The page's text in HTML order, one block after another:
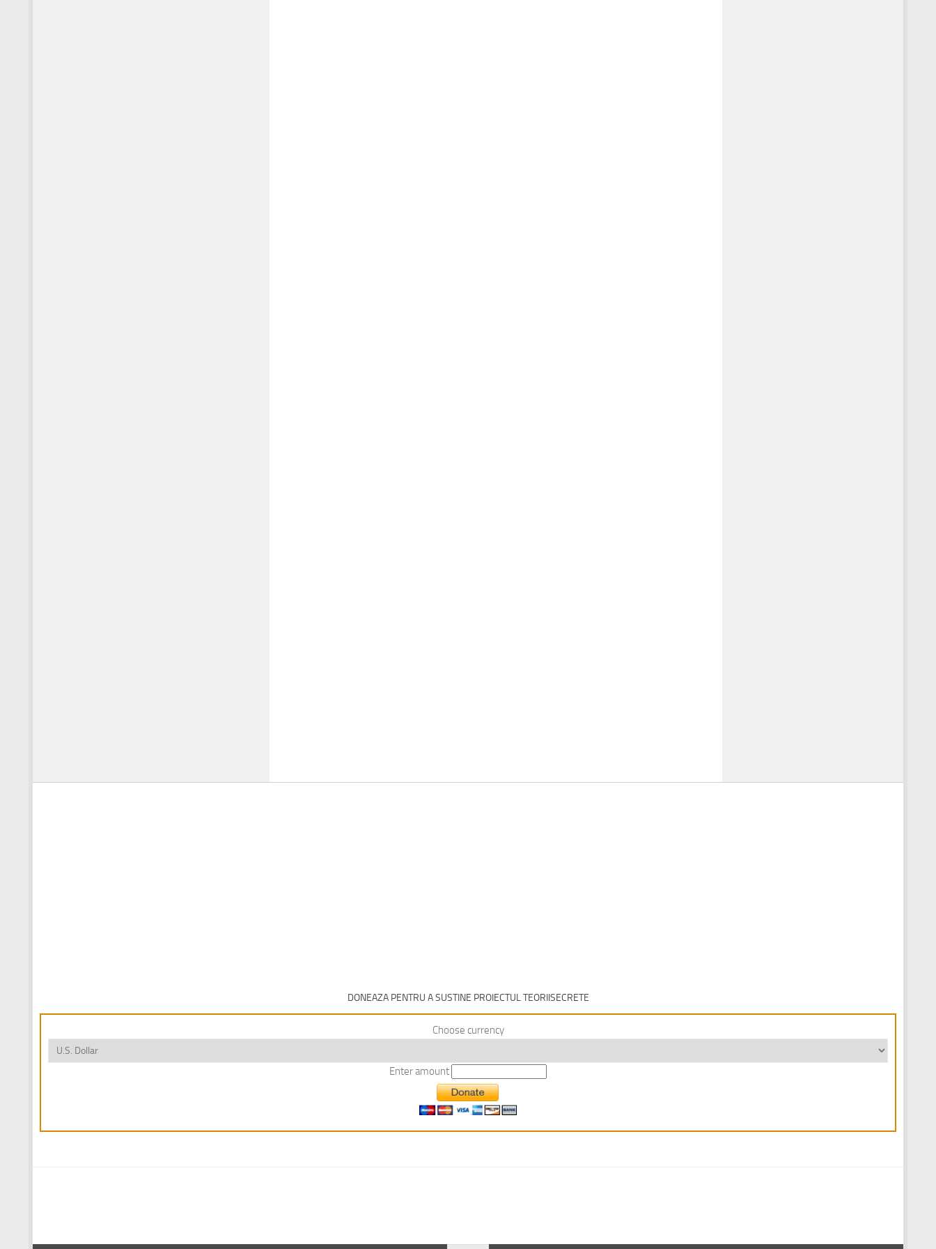
DONEAZA PENTRU A SUSTINE PROIECTUL TEORIISECRETE
Choose currency
Enter amount